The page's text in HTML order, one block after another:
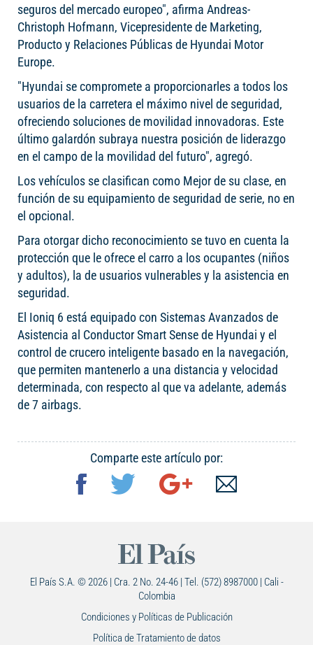
seguros del mercado europeo", afirma Andreas-
Christoph Hofmann, Vicepresidente de Marketing,
Producto y Relaciones Públicas de Hyundai Motor
Europe.
"Hyundai se compromete a proporcionarles a todos los
usuarios de la carretera el máximo nivel de seguridad,
ofreciendo soluciones de movilidad innovadoras. Este
último galardón subraya nuestra posición de liderazgo
en el campo de la movilidad del futuro", agregó.
Los vehículos se clasifican como Mejor de su clase, en
función de su equipamiento de seguridad de serie, no en
el opcional.
Para otorgar dicho reconocimiento se tuvo en cuenta la
protección que le ofrece el carro a los ocupantes (niños
y adultos), la de usuarios vulnerables y la asistencia en
seguridad.
El Ioniq 6 está equipado con Sistemas Avanzados de
Asistencia al Conductor Smart Sense de Hyundai y el
control de crucero inteligente basado en la navegación,
que permiten mantenerlo a una distancia y velocidad
determinada, con respecto al que va adelante, además
de 7 airbags.
Comparte este artículo por:
El País S.A. © 2026 | Cra. 2 No. 24-46 | Tel. (572) 8987000 | Cali -
Colombia
Condiciones y Políticas de Publicación
Política de Tratamiento de datos